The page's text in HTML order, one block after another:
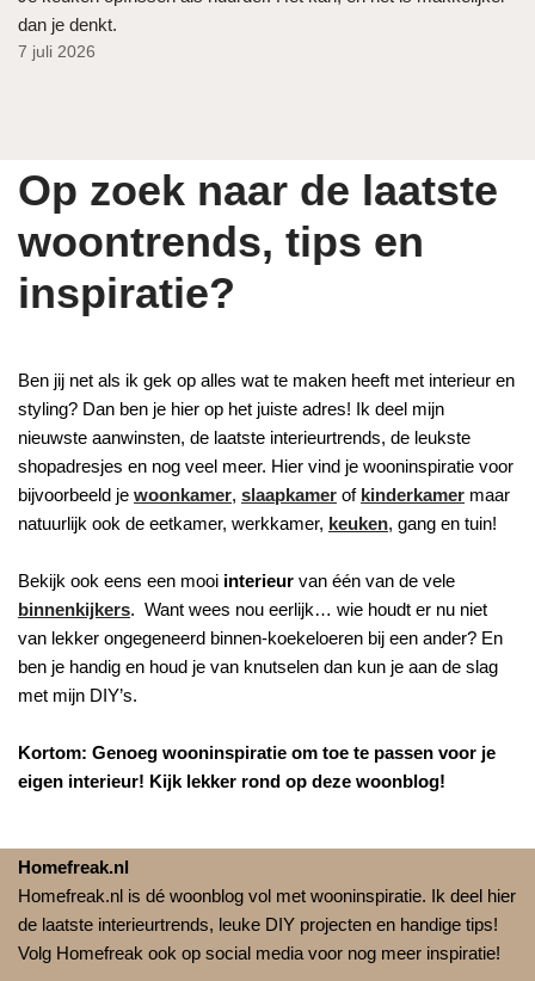
dan je denkt.
7 juli 2026
Op zoek naar de laatste
woontrends, tips en
inspiratie?
Ben jij net als ik gek op alles wat te maken heeft met interieur en
styling? Dan ben je hier op het juiste adres! Ik deel mijn
nieuwste aanwinsten, de laatste interieurtrends, de leukste
shopadresjes en nog veel meer. Hier vind je wooninspiratie voor
bijvoorbeeld je woonkamer, slaapkamer of kinderkamer maar
natuurlijk ook de eetkamer, werkkamer, keuken, gang en tuin!
Bekijk ook eens een mooi interieur van één van de vele
binnenkijkers. Want wees nou eerlijk… wie houdt er nu niet
van lekker ongegeneerd binnen-koekeloeren bij een ander? En
ben je handig en houd je van knutselen dan kun je aan de slag
met mijn DIY’s.
Kortom: Genoeg wooninspiratie om toe te passen voor je
eigen interieur! Kijk lekker rond op deze woonblog!
Homefreak.nl
Homefreak.nl is dé woonblog vol met wooninspiratie. Ik deel hier
de laatste interieurtrends, leuke DIY projecten en handige tips!
Volg Homefreak ook op social media voor nog meer inspiratie!